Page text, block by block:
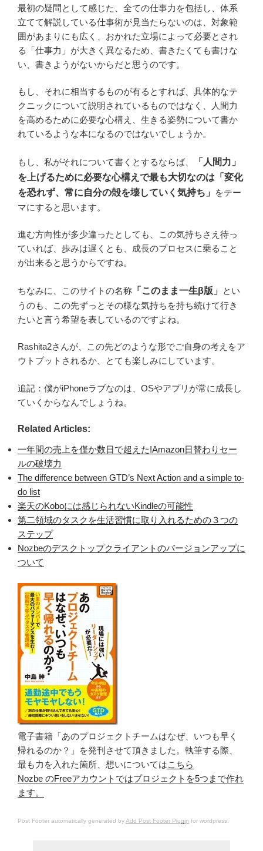
最初の疑問として感じた、全ての仕事力を包括し、体系
立てて解説している仕事術が見当たらないのは、対象範
囲があまりにも広く、おかれた立場によって必要とされ
る「仕事力」が大きく異なるため、書きたくても書けな
い、書きようがないからだと思うのです。
もし、それに相当するものが有るとすれば、具体的なテ
クニックについて説明されているものではなく、人間力
を高めるために必要な心構え、生きる姿勢について書か
れているような本になるのではないでしょうか。
もし、私がそれについて書くとするならば、
「人間力」
を上げるために必要な心構えで最も大切なのは「変化
を恐れず、常に自分の殻を壊していく気持ち」
をテー
マにすると思います。
進む方向性が多少違ったとしても、この気持ちさえ待っ
ていれば、歩みは遅くとも、成長のプロセスに乗ること
が出来ると思うからですね。
ちなみに、このサイトの名称 「このまま一生β版」
とい
うのも、この先ずっとその様な気持ちを持ち続けて行き
たいと言う希望を表しているのですよね。
Rashita2さんが、この先どのような形でご自身の考えをア
ウトプットされるか、とても楽しみにしています。
追記：僕がiPhoneラブなのは、OSやアプリが常に成長し
ていくからなんでしょうね。
Related Articles:
一年間の売上を僅か数日で超えた!Amazon日替わりセー
ルの破壊力
The difference between GTD’s Next Action and a simple to-
do list
楽天のKoboには感じられないKindleの可能性
第二領域のタスクを生活習慣に取り入れるための３つの
ステップ
Nozbeのデスクトップクライアントのバージョンアップに
ついて
電子書籍「あのプロジェクトチームはなぜ、いつも早く
帰れるのか？」を発刊させて頂きました。執筆する際、
最も力を入れた箇所、想いについてはこちら
Nozbe のFreeアカウントではプロジェクトを5つまで作れ
ます。
Post Footer automatically generated byAdd Post Footer Plugin for wordpress.